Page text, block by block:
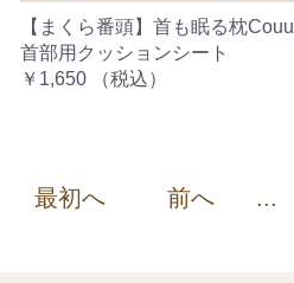
【まくら番頭】首も眠る枕Couu
首部用クッションシート
￥1,650
（税込）
最初へ 前へ ...